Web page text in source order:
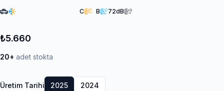
C B 72dB
₺5.660
20+ adet stokta
Üretim Tarihi 2025 2024